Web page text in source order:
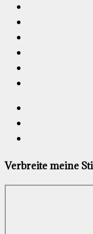
Verbreite meine